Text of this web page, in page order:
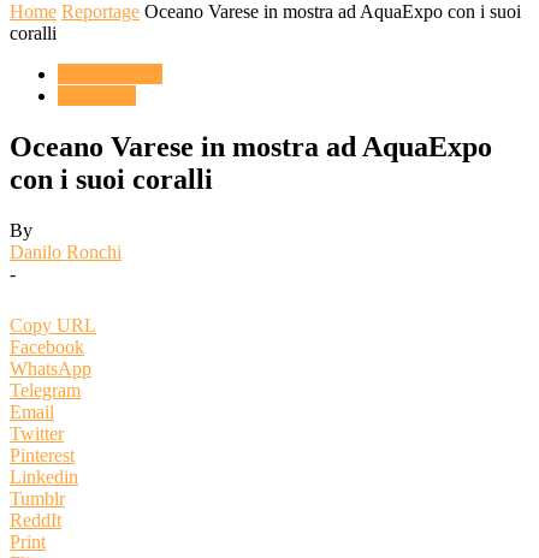
Home Reportage Oceano Varese in mostra ad AquaExpo con i suoi
coralli
Oceano Varese in mostra ad AquaExpo
con i suoi coralli
By
Danilo Ronchi
-
Copy URL
Facebook
WhatsApp
Telegram
Email
Twitter
Pinterest
Linkedin
Tumblr
ReddIt
Print